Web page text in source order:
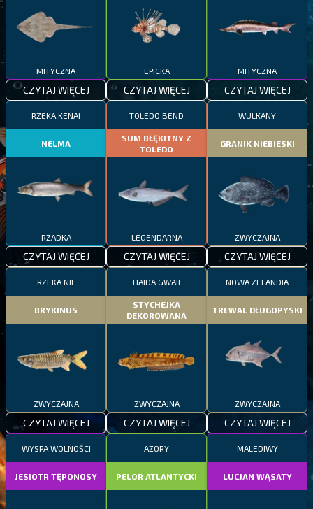
MITYCZNA
CZYTAJ WIĘCEJ
EPICKA
CZYTAJ WIĘCEJ
MITYCZNA
CZYTAJ WIĘCEJ
RZEKA KENAI
NELMA
RZADKA
CZYTAJ WIĘCEJ
TOLEDO BEND
SUM BŁĘKITNY Z
TOLEDO
LEGENDARNA
CZYTAJ WIĘCEJ
WULKANY
GRANIK NIEBIESKI
ZWYCZAJNA
CZYTAJ WIĘCEJ
RZEKA NIL
BRYKINUS
ZWYCZAJNA
CZYTAJ WIĘCEJ
HAIDA GWAII
STYCHEJKA
DEKOROWANA
ZWYCZAJNA
CZYTAJ WIĘCEJ
NOWA ZELANDIA
TREWAL DŁUGOPYSKI
ZWYCZAJNA
CZYTAJ WIĘCEJ
WYSPA WOLNOŚCI
JESIOTR TĘPONOSY
AZORY
PELOR ATLANTYCKI
MALEDIWY
LUCJAN WĄSATY